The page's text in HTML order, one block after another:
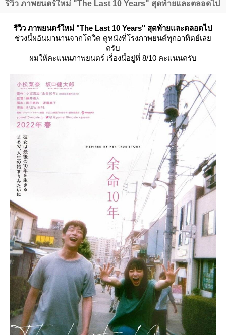
รีวิว ภาพยนตร์ใหม่ "The Last 10 Years" สุดท้ายและตลอดไป
รีวิว ภาพยนตร์ใหม่ "The Last 10 Years" สุดท้ายและตลอดไป
ช่วงนี้ผอันมานานจากโควิด ดูหนังที่โรงภาพยนต์ทุกอาทิตย์เล
ครับ
ผมให้คะแนนภาพยนตร์ เรื่องนี้อยู่ที่ 8/10 คะแนนครับ